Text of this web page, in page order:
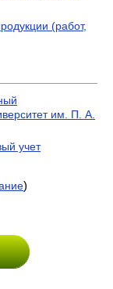
(работ,
им. П. А.
учет
)